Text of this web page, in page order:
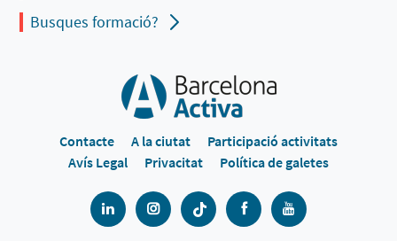
Busques formació?
Contacte A la ciutat
Participació activitats
Avís Legal
Privacitat Política de galetes